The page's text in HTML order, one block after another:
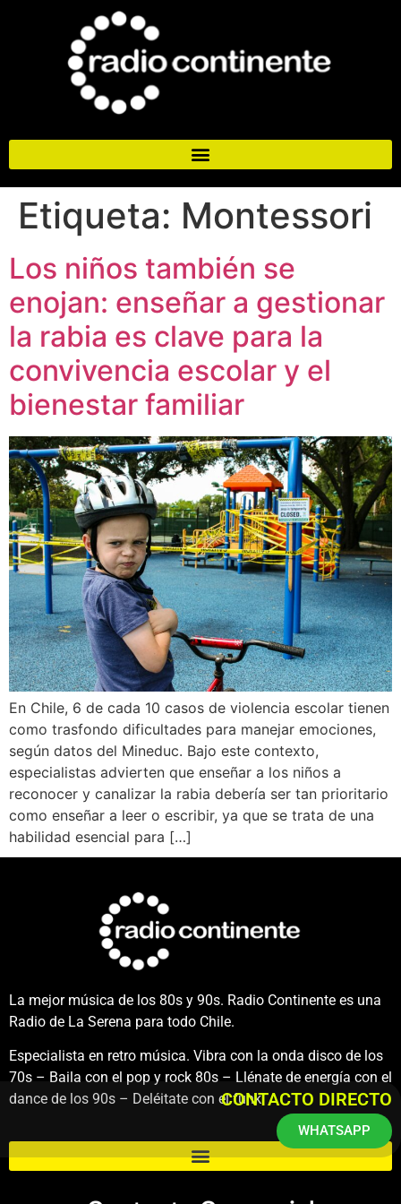
Etiqueta: Montessori
Los niños también se
enojan: enseñar a gestionar
la rabia es clave para la
convivencia escolar y el
bienestar familiar
En Chile, 6 de cada 10 casos de violencia escolar tienen
como trasfondo dificultades para manejar emociones,
según datos del Mineduc. Bajo este contexto,
especialistas advierten que enseñar a los niños a
reconocer y canalizar la rabia debería ser tan prioritario
como enseñar a leer o escribir, ya que se trata de una
habilidad esencial para […]
La mejor música de los 80s y 90s. Radio Continente es una
Radio de La Serena para todo Chile.
Especialista en retro música. Vibra con la onda disco de los
70s – Baila con el pop y rock 80s – Llénate de energía con el
dance de los 90s – Deléitate con el funk.CONTACTO DIRECTO
WHATSAPP